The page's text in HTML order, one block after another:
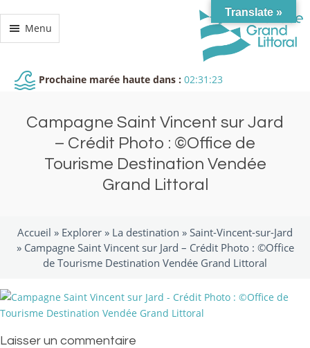
Menu
Prochaine marée haute dans : 02:31:23
Campagne Saint Vincent sur Jard
– Crédit Photo : ©Office de
Tourisme Destination Vendée
Grand Littoral
Accueil » Explorer » La destination » Saint-Vincent-sur-Jard
» Campagne Saint Vincent sur Jard – Crédit Photo : ©Office
de Tourisme Destination Vendée Grand Littoral
Laisser un commentaire
Translate »